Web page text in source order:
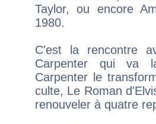
Taylor, ou encore
1980.
C'est la rencontre
Carpenter qui va
Carpenter le
culte, Le Roman
renouveler à quatre